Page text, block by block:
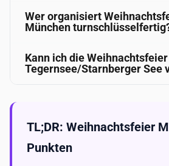
Wer organisiert
München
Kann ich die
Tegernsee/Starnberger See
TL;DR: Weihnachtsfeier
Punkten